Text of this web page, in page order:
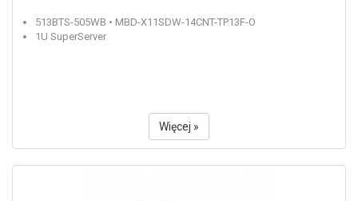
513BTS-505WB • MBD-X11SDW-14CNT-TP13F-O
1U SuperServer
Więcej »